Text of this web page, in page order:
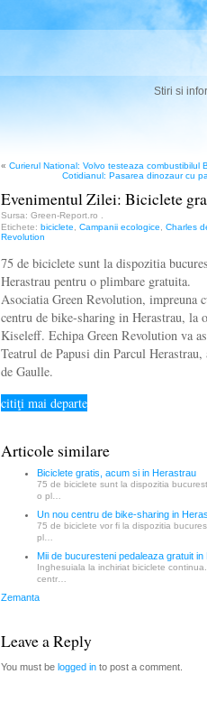
Stiri si
« Curierul National: Volvo testeaza combustibilul
Cotidianul: Pasarea dinozaur cu
Evenimentul Zilei: Biciclete
Sursa: Green-Report.ro
Etichete: biciclete Campanii ecologice Charles
Revolution
75 de biciclete sunt la dispozitia
Herastrau pentru o plimbare gratuita.
Asociatia Green Revolution, impreuna
centru de bike-sharing in Herastrau, la
Kiseleff. Echipa Green Revolution va
Teatrul de Papusi din Parcul
de Gaulle.
citiţi mai departe
Articole similare
Biciclete gratis, acum si in Herastrau
75 de biciclete sunt la dispozitia
o pl…
Un nou centru de bike-sharing in
75 de biciclete vor fi la dispozitia
pl…
Mii de bucuresteni pedaleaza gratuit in
Inghesuiala la inchiriat biciclete
centr…
Zemanta
Leave a Reply
You must be logged in to post a comment.